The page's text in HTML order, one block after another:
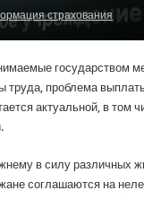
страхования
государством
труда, проблема
актуальной, в том
в силу различных
соглашаются на